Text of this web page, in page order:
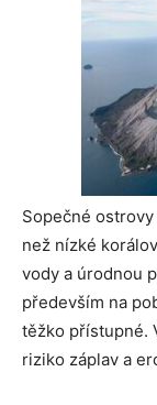
Sopečné
než nízké
vody a úrodnou
především na
těžko přístupné.
riziko záplav a